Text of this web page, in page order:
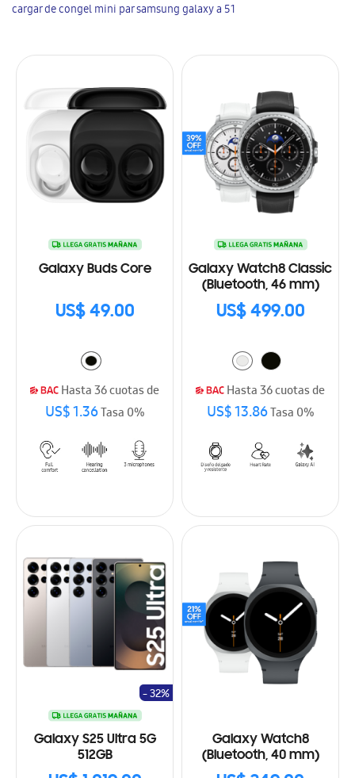
cargar de congel mini par samsung galaxy a 51
Galaxy Buds Core
US$ 49.00
Hasta 36 cuotas de
US$ 1.36Tasa 0%
Galaxy Watch8 Classic
(Bluetooth, 46 mm)
US$ 499.00
Hasta 36 cuotas de
US$ 13.86Tasa 0%
Galaxy S25 Ultra 5G
512GB
- 32%
Galaxy Watch8
(Bluetooth, 40 mm)